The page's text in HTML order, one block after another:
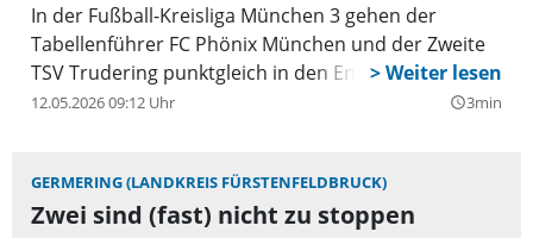
In der Fußball-Kreisliga München 3 gehen der
Tabellenführer FC Phönix München und der Zweite
TSV Trudering punktgleich in den Endspurt.
12.05.2026 09:12 Uhr query_builder3min
GERMERING (LANDKREIS FÜRSTENFELDBRUCK)
Zwei sind (fast) nicht zu stoppen